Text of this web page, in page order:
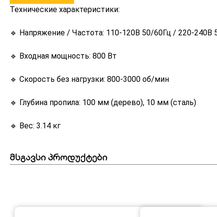
Технические характеристики:
🔹 Напряжение / Частота: 110-120В 50/60Гц / 220-240В
🔹 Входная мощность: 800 Вт
🔹 Скорость без нагрузки: 800-3000 об/мин
🔹 Глубина пропила: 100 мм (дерево), 10 мм (сталь)
🔹 Вес: 3.14 кг
მსგავსი პროდუქტები